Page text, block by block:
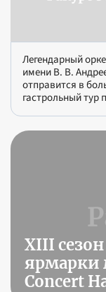
Легендарный
имени В. В.
отправится в
гастрольный тур
XIII
ярмарки
Concert